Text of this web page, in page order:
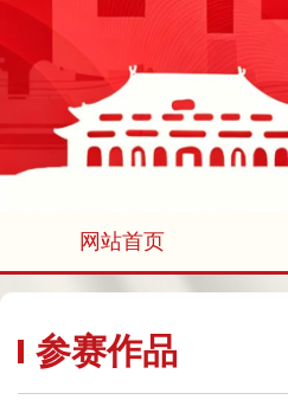
网站首页
参赛作品